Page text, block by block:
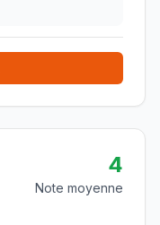
4
Note moyenne